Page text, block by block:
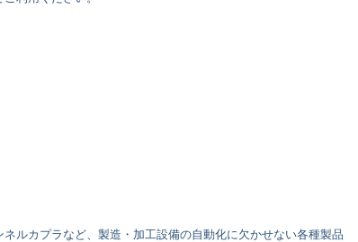
ルカプラなど、製造・加工設備の自動化に欠かせない各種製品